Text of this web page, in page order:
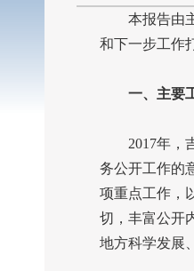
本报告由主
和下一步工作
一、主要
2017年，
务公开工作的
项重点工作，
切，丰富公开
地方科学发展